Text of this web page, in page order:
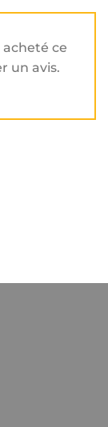
acheté ce
un avis.